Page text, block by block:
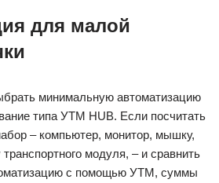
для малой
минимальную автоматизацию
типа УТМ HUB. Если посчитать
– компьютер, монитор, мышку,
транспортного модуля, – и сравнить
с помощью УТМ, суммы